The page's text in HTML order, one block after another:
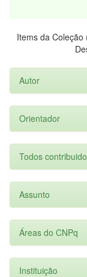
Items da
Autor
Orientador
Todos
Assunto
Áreas do CNPq
Instituição